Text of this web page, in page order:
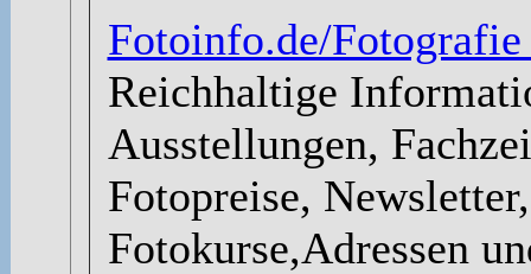
Fotoinfo.de/
Reichhaltige
Ausstellungen,
Fotopreise,
Fotokurse,Adressen